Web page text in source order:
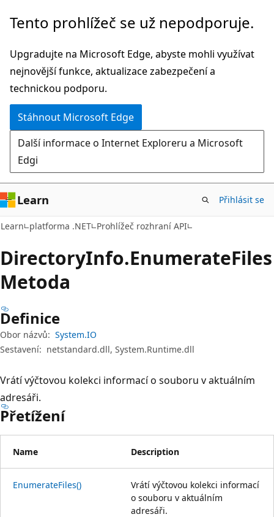
Přeskočit
hlavní
obsah
Přeskočit
navigaci
na
stránce
Tento prohlížeč se už nepodporuje.
Upgradujte na Microsoft Edge, abyste mohli využívat
nejnovější funkce, aktualizace zabezpečení a
technickou podporu.
Stáhnout Microsoft Edge
Další informace o Internet Exploreru a Microsoft
Edgi
Learn Přihlásit se
Learn platforma .NET Prohlížeč rozhraní API
DirectoryInfo.EnumerateFiles
Metoda
Definice
Obor názvů: System.IO
Sestavení: netstandard.dll, System.Runtime.dll
Vrátí výčtovou kolekci informací o souboru v aktuálním
adresáři.
Přetížení
Name Description
EnumerateFiles()
Vrátí výčtovou kolekci informací
o souboru v aktuálním
adresáři.